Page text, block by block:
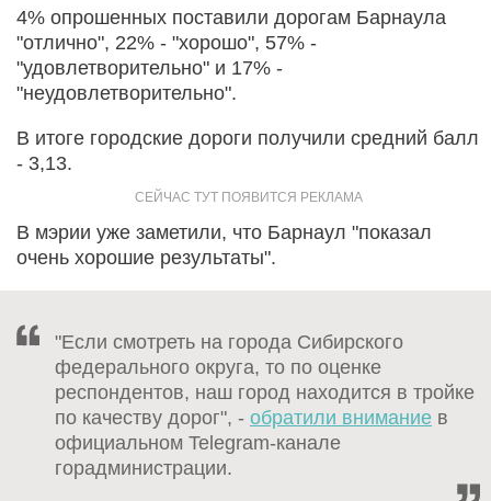
4% опрошенных поставили дорогам Барнаула
"отлично", 22% - "хорошо", 57% -
"удовлетворительно" и 17% -
"неудовлетворительно".
В итоге городские дороги получили средний балл
- 3,13.
В мэрии уже заметили, что Барнаул "показал
очень хорошие результаты".
"Если смотреть на города Сибирского
федерального округа, то по оценке
респондентов, наш город находится в тройке
по качеству дорог", - обратили внимание в
официальном Telegram-канале
горадминистрации.